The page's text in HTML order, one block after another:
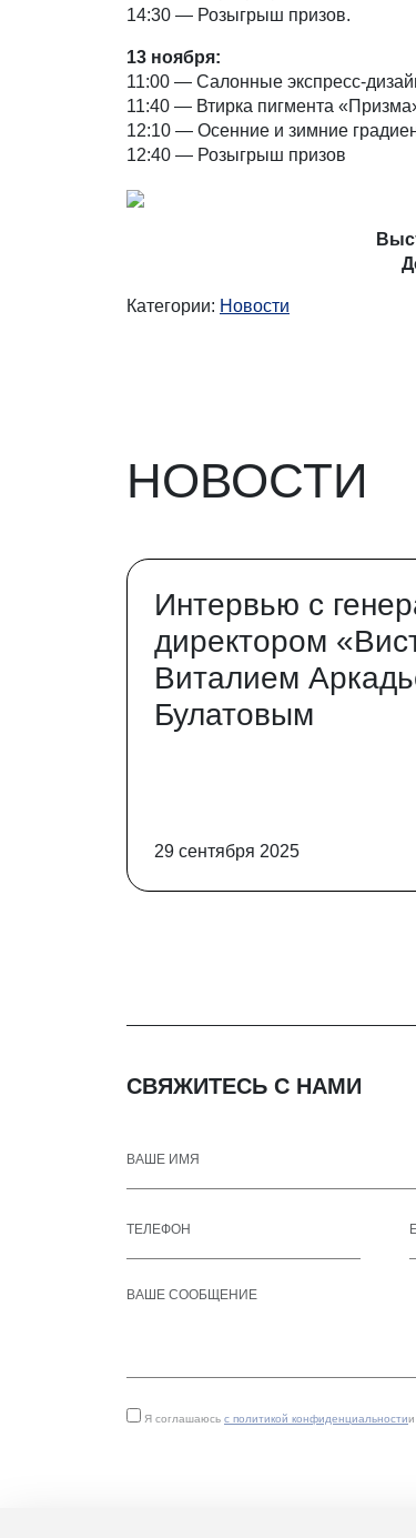
14:30 — Розыгрыш призов.
13 ноября:
11:00 — Салонные экспресс-
11:40 — Втирка пигмента
12:10 — Осенние и зимние
12:40 — Розыгрыш призов
Категории: Новости
НОВОСТИ
Интервью с
директором
Виталием
Булатовым
29 сентября 2025
СВЯЖИТЕСЬ С НАМИ
Я соглашаюсь с политикой конфиденциальностии